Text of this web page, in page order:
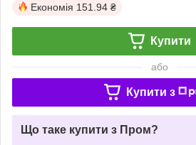
Економія 151.94 ₴
Купити
або
Купити з
Що таке купити з Пром?